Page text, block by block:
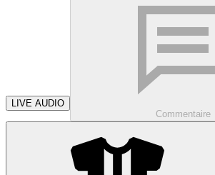
LIVE AUDIO
Commentaire